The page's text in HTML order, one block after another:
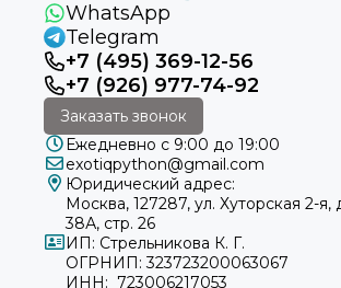
WhatsApp
Telegram
+7 (495) 369-12-56
+7 (926) 977-74-92
Заказать звонок
Ежедневно с 9:00 до 19:00
exotiqpython@gmail.com
Юридический адрес:
Москва, 127287, ул. Хуторская 2-я,
38А, стр. 26
ИП: Стрельникова К. Г.
ОГРНИП: 323723200063067
ИНН: 723006217053